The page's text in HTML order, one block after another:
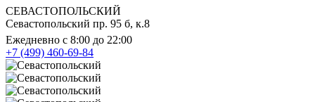
СЕВАСТОПОЛЬСКИЙ
Севастопольский пр. 95 б, к.8
Ежедневно с 8:00 до 22:00
+7 (499) 460-69-84